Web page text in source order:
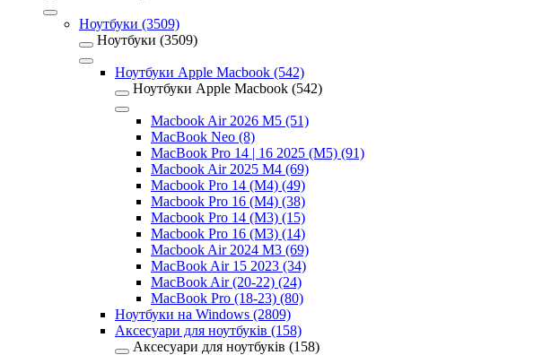
Ноутбуки (3509)
Ноутбуки (3509)
Ноутбуки Apple Macbook (542)
Ноутбуки Apple Macbook (542)
Macbook Air 2026 M5 (51)
MacBook Neo (8)
MacBook Pro 14 | 16 2025 (M5) (91)
Macbook Air 2025 M4 (69)
Macbook Pro 14 (M4) (49)
Macbook Pro 16 (M4) (38)
Macbook Pro 14 (M3) (15)
Macbook Pro 16 (M3) (14)
Macbook Air 2024 M3 (69)
MacBook Air 15 2023 (34)
MacBook Air (20-22) (24)
MacBook Pro (18-23) (80)
Ноутбуки на Windows (2809)
Аксесуари для ноутбуків (158)
Аксесуари для ноутбуків (158)